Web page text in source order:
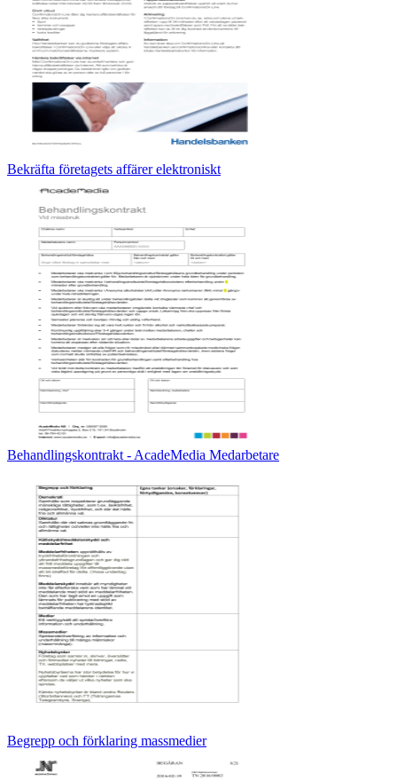
Bekräfta företagets affärer elektroniskt
Behandlingskontrakt - AcadeMedia Medarbetare
Begrepp och förklaring massmedier